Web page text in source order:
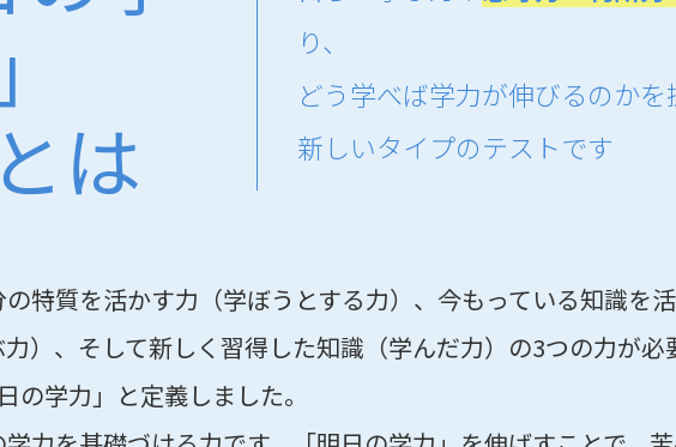
は
り、
どう学べば学力が伸びるのかを
新しいタイプのテストです
特質を活かす力（学ぼうとする力）、今もっている知識を
）、そして新しく習得した知識（学んだ力）の3つの力が必
の学力」と定義しました。